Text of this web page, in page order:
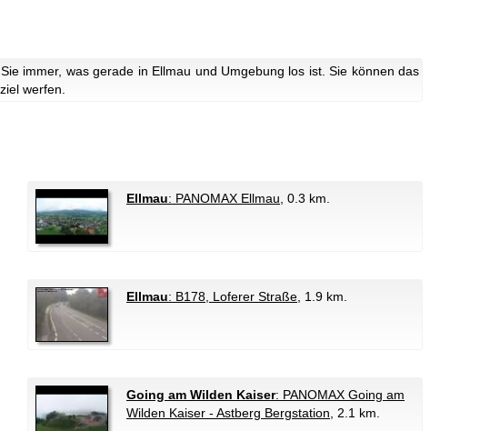
immer, was gerade in Ellmau und Umgebung los ist. Sie können das
werfen.
Ellmau: PANOMAX Ellmau , 0.3 km.
Ellmau: B178, Loferer Straße , 1.9 km.
Going am Wilden Kaiser: PANOMAX Going am
Wilden Kaiser - Astberg Bergstation , 2.1 km.